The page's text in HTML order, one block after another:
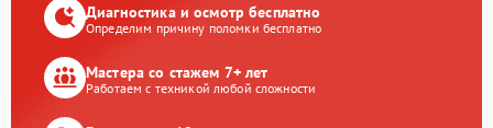
Диагностика и осмотр бесплатно
Определим причину поломки бесплатно
Мастера со стажем 7+ лет
Работаем с техникой любой сложности